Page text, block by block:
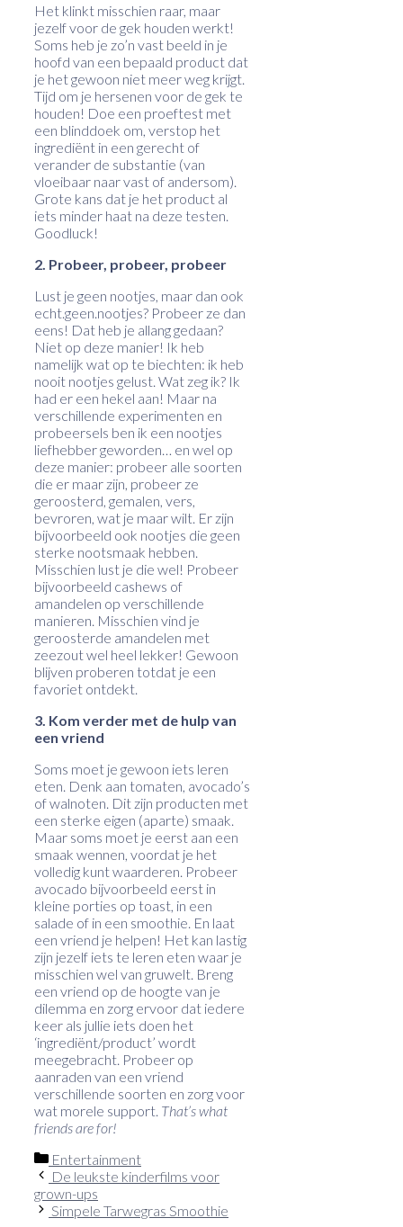
Het klinkt misschien raar, maar
jezelf voor de gek houden werkt!
Soms heb je zo’n vast beeld in je
hoofd van een bepaald product dat
je het gewoon niet meer weg krijgt.
Tijd om je hersenen voor de gek te
houden! Doe een proeftest met
een blinddoek om, verstop het
ingrediënt in een gerecht of
verander de substantie (van
vloeibaar naar vast of andersom).
Grote kans dat je het product al
iets minder haat na deze testen.
Goodluck!
2. Probeer, probeer, probeer
Lust je geen nootjes, maar dan ook
echt.geen.nootjes? Probeer ze dan
eens! Dat heb je allang gedaan?
Niet op deze manier! Ik heb
namelijk wat op te biechten: ik heb
nooit nootjes gelust. Wat zeg ik? Ik
had er een hekel aan! Maar na
verschillende experimenten en
probeersels ben ik een nootjes
liefhebber geworden… en wel op
deze manier: probeer alle soorten
die er maar zijn, probeer ze
geroosterd, gemalen, vers,
bevroren, wat je maar wilt. Er zijn
bijvoorbeeld ook nootjes die geen
sterke nootsmaak hebben.
Misschien lust je die wel! Probeer
bijvoorbeeld cashews of
amandelen op verschillende
manieren. Misschien vind je
geroosterde amandelen met
zeezout wel heel lekker! Gewoon
blijven proberen totdat je een
favoriet ontdekt.
3. Kom verder met de hulp van
een vriend
Soms moet je gewoon iets leren
eten. Denk aan tomaten, avocado’s
of walnoten. Dit zijn producten met
een sterke eigen (aparte) smaak.
Maar soms moet je eerst aan een
smaak wennen, voordat je het
volledig kunt waarderen. Probeer
avocado bijvoorbeeld eerst in
kleine porties op toast, in een
salade of in een smoothie. En laat
een vriend je helpen! Het kan lastig
zijn jezelf iets te leren eten waar je
misschien wel van gruwelt. Breng
een vriend op de hoogte van je
dilemma en zorg ervoor dat iedere
keer als jullie iets doen het
‘ingrediënt/product’ wordt
meegebracht. Probeer op
aanraden van een vriend
verschillende soorten en zorg voor
wat morele support. That’s what
friends are for!
Categorieën
Entertainment
De leukste kinderfilms voor
grown-ups
Simpele Tarwegras Smoothie